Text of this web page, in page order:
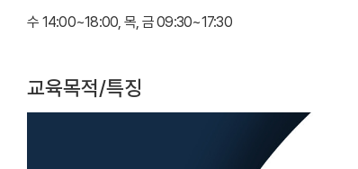
수 14:00~18:00, 목, 금 09:30~17:30
교육목적/특징